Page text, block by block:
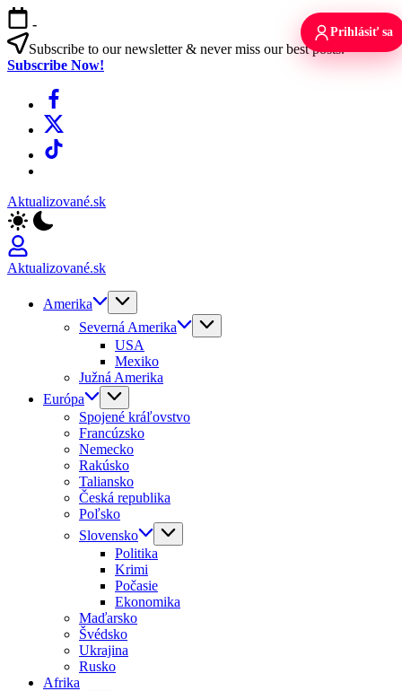
Skip
to
content
-
Subscribe to our newsletter & never miss our best posts.
Subscribe Now!
Facebook
X
TikTok
Aktualizované.sk
Aktualizované.sk
Amerika
Severná Amerika
USA
Mexiko
Južná Amerika
Európa
Spojené kráľovstvo
Francúzsko
Nemecko
Rakúsko
Taliansko
Česká republika
Poľsko
Slovensko
Politika
Krimi
Počasie
Ekonomika
Maďarsko
Švédsko
Ukrajina
Rusko
Afrika
Prihlásiť sa